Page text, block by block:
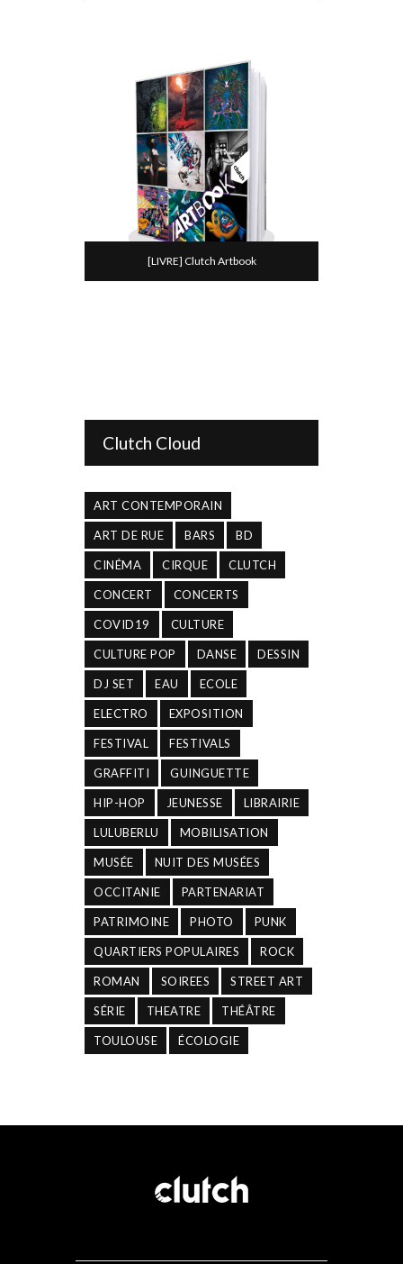
[LIVRE] Clutch Artbook
Clutch Cloud
ART CONTEMPORAIN
ART DE RUE BARS BD
CINÉMA CIRQUE CLUTCH
CONCERT CONCERTS
COVID19 CULTURE
CULTURE POP DANSE DESSIN
DJ SET EAU ECOLE
ELECTRO EXPOSITION
FESTIVAL FESTIVALS
GRAFFITI GUINGUETTE
HIP-HOP JEUNESSE LIBRAIRIE
LULUBERLU MOBILISATION
MUSÉE NUIT DES MUSÉES
OCCITANIE PARTENARIAT
PATRIMOINE PHOTO PUNK
QUARTIERS POPULAIRES ROCK
ROMAN SOIREES STREET ART
SÉRIE THEATRE THÉÂTRE
TOULOUSE ÉCOLOGIE